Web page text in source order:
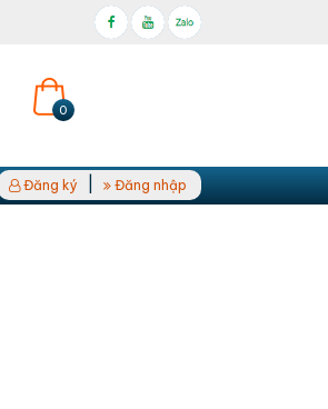
0
Đăng ký Đăng nhập